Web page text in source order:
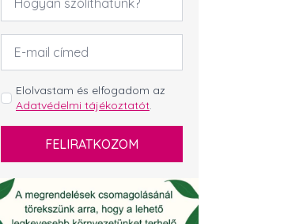
Email
cím
GDPR
*
Elolvastam és elfogadom az
Adatvédelmi tájékoztatót.
FELIRATKOZOM